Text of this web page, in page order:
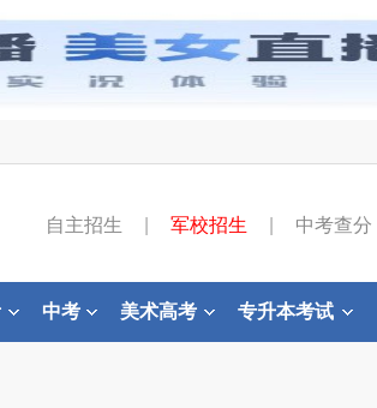
自主招生 军校招生 中考查分
中考 美术高考 专升本考试